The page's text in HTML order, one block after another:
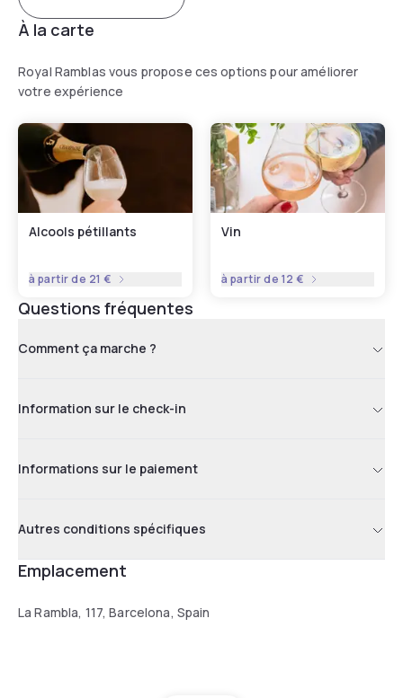
À la carte
Royal Ramblas vous propose ces options pour améliorer
votre expérience
Alcools pétillants
à partir de 21 €
Vin
à partir de 12 €
Questions fréquentes
Comment ça marche ?
Information sur le check-in
Informations sur le paiement
Autres conditions spécifiques
Emplacement
La Rambla, 117, Barcelona, Spain